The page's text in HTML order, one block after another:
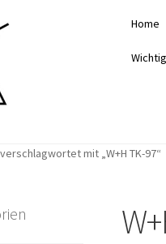
Home
mit „W+H TK-97“